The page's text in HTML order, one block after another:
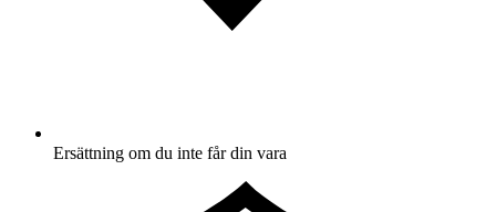
Ersättning om du inte får din vara